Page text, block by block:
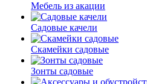
Мебель из акации
Садовые качели
Скамейки садовые
Зонты садовые